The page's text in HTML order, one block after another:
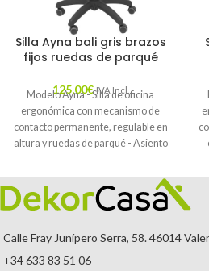
Silla Ayna bali gris brazos
fijos ruedas de parqué
125,00€ IVA Incl.
Modelo Ayna - Silla de oficina
ergonómica con mecanismo de
contacto permanente, regulable en
altura y ruedas de parqué - Asiento
color gris (BRAZOS FIJOS
INCLUIDOS)
Calle Fray Junípero Serra, 58. 46014
+34 633 83 51 06